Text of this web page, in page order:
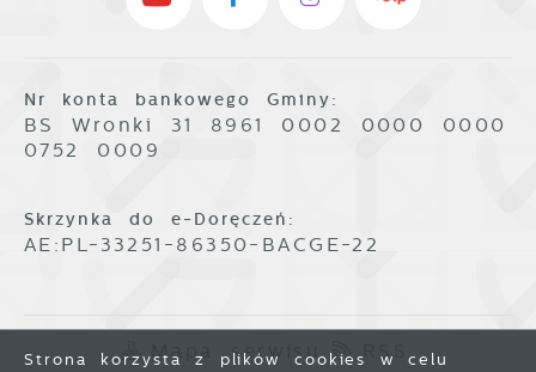
Nr konta bankowego Gminy:
BS Wronki 31 8961 0002 0000 0000
0752 0009
Skrzynka do e-Doręczeń:
AE:PL-33251-86350-BACGE-22
Mapa serwisu
RSS
Strona korzysta z plików cookies w celu